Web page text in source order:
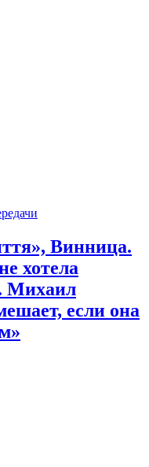
Винница.
хотела
Михаил
если она